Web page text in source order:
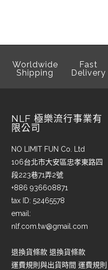
Worldwide
Shipping
Fast
Delivery
NLF 極樂流行事業有
限公司
NO LIMIT FUN Co. Ltd
106台北市大安區忠孝東路四
段223巷71弄2號
+886 936608871
tax ID: 52465578
email:
nlf.com.tw@gmail.com
退換貨條款 退換貨條款
運費規則與出貨時間 運費規則